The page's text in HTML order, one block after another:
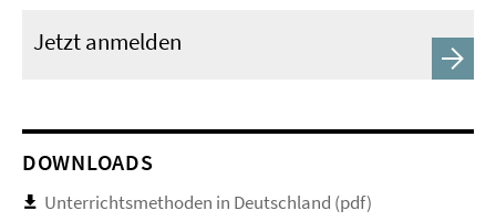
Jetzt anmelden
DOWNLOADS
Unterrichtsmethoden in Deutschland (pdf)